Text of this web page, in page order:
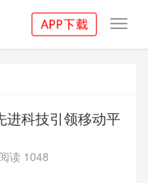
进科技引领移动平
阅读 1048